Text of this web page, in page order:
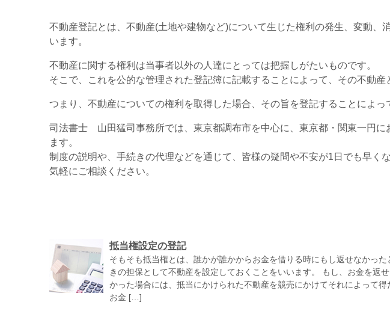
不動産登記とは、不動産(土地や建物など)について生じた権利の発生、変動
います。
不動産に関する権利は当事者以外の人達にとっては把握しがたいものです。
そこで、これを公的な管理された登記簿に記載することによって、その不動
つまり、不動産についての権利を取得した場合、その旨を登記することによ
司法書士 山田猛司事務所では、東京都調布市を中心に、東京都・関東一円
ます。
制度の説明や、手続きの代理などを通じて、皆様の疑問や不安が1日でも早
気軽にご相談ください。
抵当権設定の登記
そもそも抵当権とは、誰かが誰かからお金を借りる時にもし返せなかった
きの担保として不動産を設定しておくことをいいます。 もし、お金を返
かった場合には、抵当にかけられた不動産を競売にかけてそれによって得
お金 […]